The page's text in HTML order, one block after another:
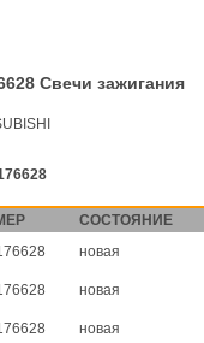
Свечи зажигания
СОСТОЯНИЕ
новая
новая
новая